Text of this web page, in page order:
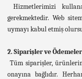
Hizmetlerimizi
gerekmektedir. Web
uymayı kabul etmiş
2. Siparişler ve Ödemeler
Tüm siparişler,
onayına bağlıdır.